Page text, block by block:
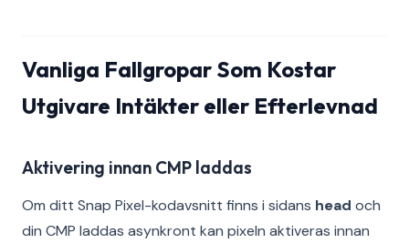
Vanliga Fallgropar Som Kostar
Utgivare Intäkter eller Efterlevnad
Aktivering innan CMP laddas
Om ditt Snap Pixel-kodavsnitt finns i sidans head och
din CMP laddas asynkront kan pixeln aktiveras innan